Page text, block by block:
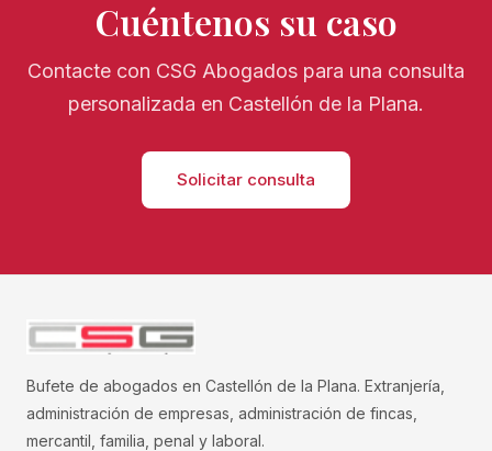
Cuéntenos su caso
Contacte con CSG Abogados para una consulta
personalizada en Castellón de la Plana.
Solicitar consulta
Bufete de abogados en Castellón de la Plana. Extranjería,
administración de empresas, administración de fincas,
mercantil, familia, penal y laboral.